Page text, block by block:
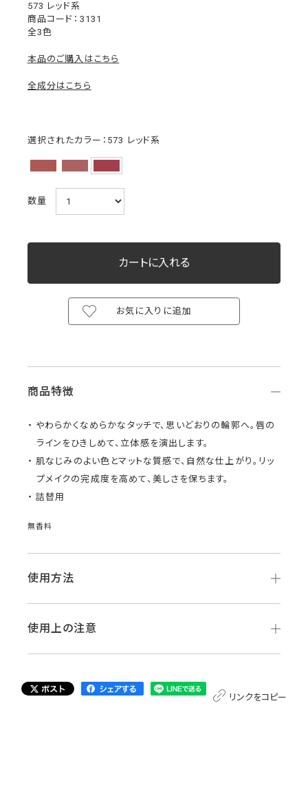
3131
573 レッド系
全3色
本品のご購入はこちら
全成分はこちら
選択されたカラー：573 レッド系
数量
お気に入りに追加
商品特徴
やわらかくなめらかなタッチで、思いどおりの輪郭へ。唇の
ラインをひきしめて、立体感を演出します。
肌なじみのよい色とマットな質感で、自然な仕上がり。リッ
プメイクの完成度を高めて、美しさを保ちます。
詰替用
無香料
使用方法
使用上の注意
リンクをコピー